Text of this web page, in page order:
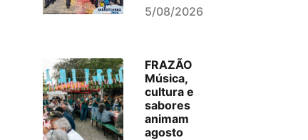
5/08/2026
FRAZÃO
Música,
cultura e
sabores
animam
agosto